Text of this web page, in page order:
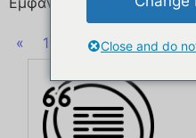
« 1 3 4 5 6
Close and do